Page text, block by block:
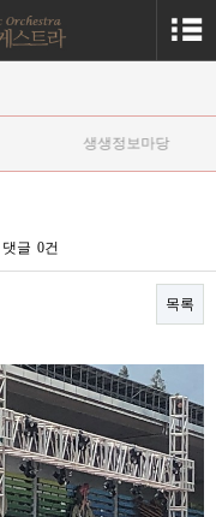
생생정보마당
댓글 0건
목록